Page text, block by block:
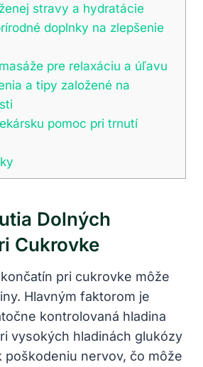
stravy a hydratácie
doplnky na zlepšenie
pre relaxáciu a úľavu
a tipy založené na
pomoc pri trnutí
Dolných
Cukrovke
pri cukrovke môže
Hlavným faktorom je
kontrolovaná hladina
vysokých hladinách glukózy
poškodeniu nervov, čo môže